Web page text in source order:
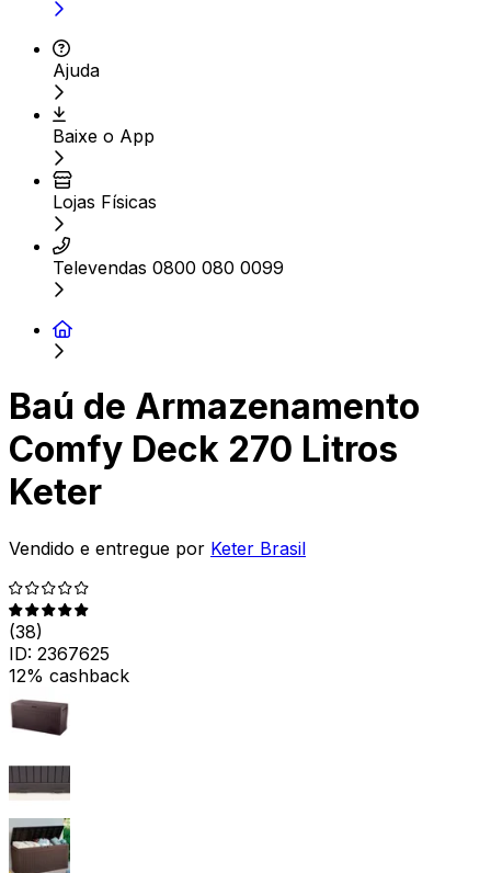
Ajuda
Baixe o App
Lojas Físicas
Televendas 0800 080 0099
Baú de Armazenamento
Comfy Deck 270 Litros
Keter
Vendido e entregue por Keter Brasil
(38)
ID: 2367625
12% cashback